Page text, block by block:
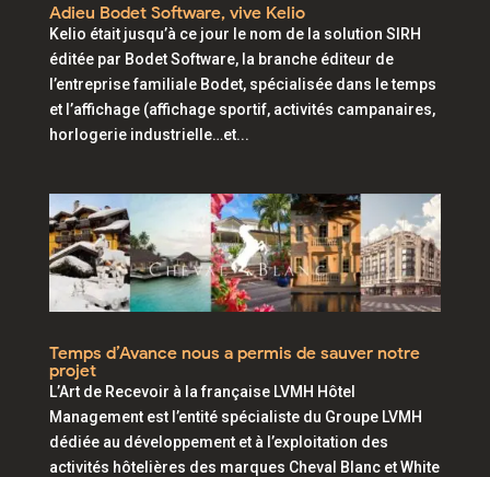
Adieu Bodet Software, vive Kelio
Kelio était jusqu’à ce jour le nom de la solution SIRH
éditée par Bodet Software, la branche éditeur de
l’entreprise familiale Bodet, spécialisée dans le temps
et l’affichage (affichage sportif, activités campanaires,
horlogerie industrielle…et...
Temps d’Avance nous a permis de sauver notre
projet
L’Art de Recevoir à la française LVMH Hôtel
Management est l’entité spécialiste du Groupe LVMH
dédiée au développement et à l’exploitation des
activités hôtelières des marques Cheval Blanc et White